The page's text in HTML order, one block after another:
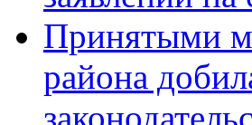
Принятыми
района